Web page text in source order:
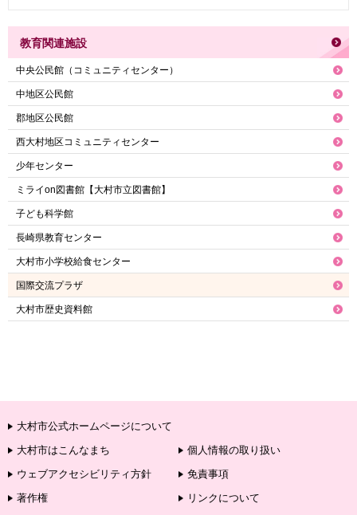
教育関連施設
中央公民館（コミュニティセンター）
中地区公民館
郡地区公民館
西大村地区コミュニティセンター
少年センター
ミライon図書館【大村市立図書館】
子ども科学館
長崎県教育センター
大村市小学校給食センター
国際交流プラザ
大村市歴史資料館
大村市公式ホームページについて
大村市はこんなまち
個人情報の取り扱い
ウェブアクセシビリティ方針
免責事項
著作権
リンクについて